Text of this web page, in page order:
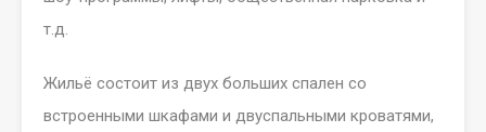
т.д.
Жильё состоит из двух больших спален со
встроенными шкафами и двуспальными кроватями,